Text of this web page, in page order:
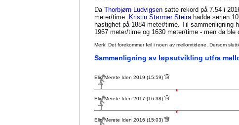
Da Thorbjørn Ludvigsen satte rekord på 7.54 i
meter/time. Kristin Størmer Steirahadde serien
hastighet på 1884 meter/time. Til sammenligning
1967 meter/time og 1630 meter/time - men da
Merk! Det forekommer feil i noen av mellomtidene. Dersom
Sammenligning av løpsutvikling utfra
Elin Merete Iden 2019 (15:59)
Elin Merete Iden 2017 (16:38)
Elin Merete Iden 2016 (15:03)